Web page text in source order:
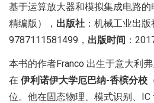
基于运算放大器和模拟集成电路的
精编版）， 出版社 ：机械工业出版
9787111581499， 出版时间 ：
本书的作者Franco 出生于意大利
在 伊利诺伊大学厄巴纳-香槟分校
位。他在固态物理、模式识别、